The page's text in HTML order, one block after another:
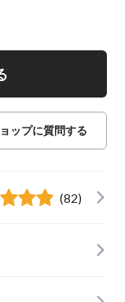
ップに質問する
(82)